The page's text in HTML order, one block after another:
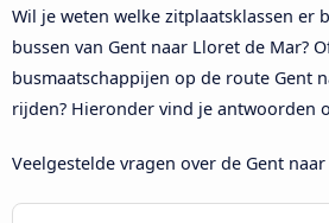
Wil je weten welke zitplaatsklassen er
bussen van Gent naar Lloret de Mar?
busmaatschappijen op de route Gent
rijden? Hieronder vind je antwoorden
Veelgestelde vragen over de Gent